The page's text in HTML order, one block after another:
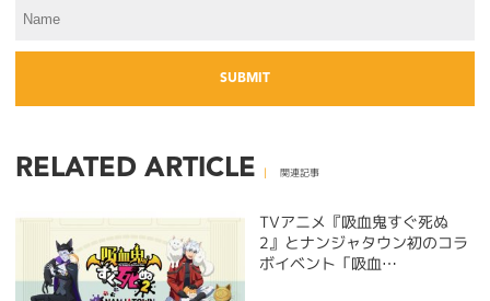
RELATED ARTICLE 関連記事
TVアニメ『吸血鬼すぐ死ぬ
2』とナンジャタウン初のコラ
ボイベント「吸血…